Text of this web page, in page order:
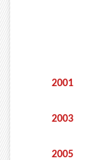
2001
2003
2005